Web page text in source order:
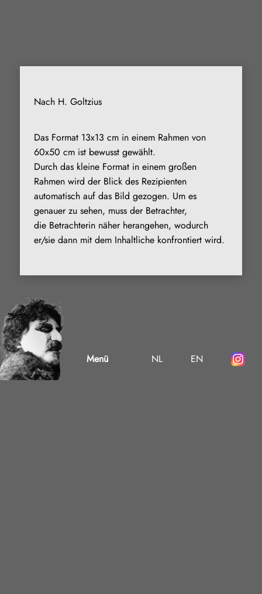
Menü NL EN
Nach H. Goltzius
Das Format 13x13 cm in einem Rahmen von
60x50 cm ist bewusst gewählt.
Durch das kleine Format in einem großen
Rahmen wird der Blick des Rezipienten
automatisch auf das Bild gezogen. Um es
genauer zu sehen, muss der Betrachter,
die Betrachterin näher herangehen, wodurch
er/sie dann mit dem Inhaltliche konfrontiert wird.